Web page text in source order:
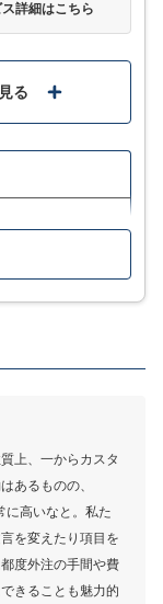
詳細はこちら
る
織を成果に導
できる
くなる
上、一からカスタ
あるものの、
に高いなと。私た
を変えたり項目を
度外注の手間や費
きることも魅力的